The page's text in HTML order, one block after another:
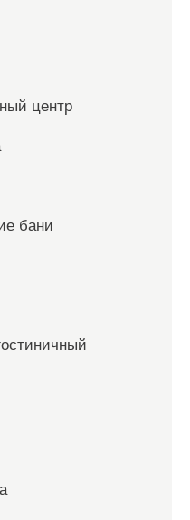
центр
бани